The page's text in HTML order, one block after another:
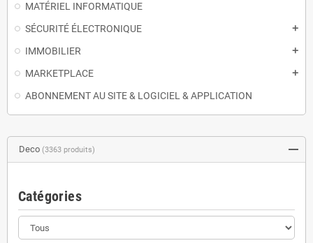
MATÉRIEL INFORMATIQUE
SÉCURITÉ ÉLECTRONIQUE
add
IMMOBILIER add
MARKETPLACE add
ABONNEMENT AU SITE & LOGICIEL & APPLICATION
Deco (3363 produits)
Catégories